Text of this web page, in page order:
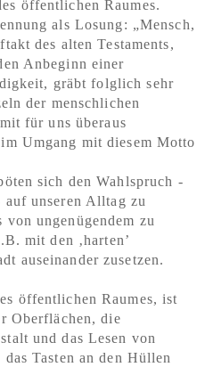
öffentlichen Raumes.
als Losung: „Mensch,
des alten Testaments,
Anbeginn einer
gräbt folglich sehr
der menschlichen
für uns überaus
Umgang mit diesem Motto
sich den Wahlspruch -
unseren Alltag zu
von ungenügendem zu
mit den ‚harten’
auseinander zusetzen.
öffentlichen Raumes, ist
Oberflächen, die
und das Lesen von
Tasten an den Hüllen